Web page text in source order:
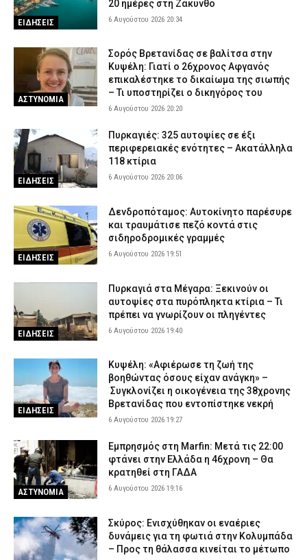
ΕΙΔΗΣΕΙΣ
20 ημέρες στη Ζάκυνθο
6 Αυγούστου 2026 20:34
ΑΣΤΥΝΟΜΙΑ
Σορός Βρετανίδας σε βαλίτσα στην
Κυψέλη: Γιατί ο 26χρονος Αφγανός
επικαλέστηκε το δικαίωμα της σιωπής
– Τι υποστηρίζει ο δικηγόρος του
6 Αυγούστου 2026 20:20
ΕΙΔΗΣΕΙΣ
Πυρκαγιές: 325 αυτοψίες σε έξι
περιφερειακές ενότητες – Ακατάλληλα
118 κτίρια
6 Αυγούστου 2026 20:06
ΕΙΔΗΣΕΙΣ
Δενδροπόταμος: Αυτοκίνητο παρέσυρε
και τραυμάτισε πεζό κοντά στις
σιδηροδρομικές γραμμές
6 Αυγούστου 2026 19:51
ΕΙΔΗΣΕΙΣ
Πυρκαγιά στα Μέγαρα: Ξεκινούν οι
αυτοψίες στα πυρόπληκτα κτίρια – Τι
πρέπει να γνωρίζουν οι πληγέντες
6 Αυγούστου 2026 19:40
ΕΙΔΗΣΕΙΣ
Κυψέλη: «Αφιέρωσε τη ζωή της
βοηθώντας όσους είχαν ανάγκη» –
Συγκλονίζει η οικογένεια της 38χρονης
Βρετανίδας που εντοπίστηκε νεκρή
6 Αυγούστου 2026 19:27
ΑΣΤΥΝΟΜΙΑ
Εμπρησμός στη Marfin: Μετά τις 22:00
φτάνει στην Ελλάδα η 46χρονη – Θα
κρατηθεί στη ΓΑΔΑ
6 Αυγούστου 2026 19:16
Σκύρος: Ενισχύθηκαν οι εναέριες
δυνάμεις για τη φωτιά στην Κολυμπάδα
– Προς τη θάλασσα κινείται το μέτωπο